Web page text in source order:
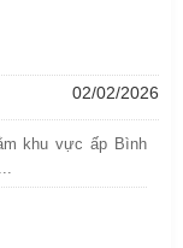
02/02/2026
khu vực ấp Bình